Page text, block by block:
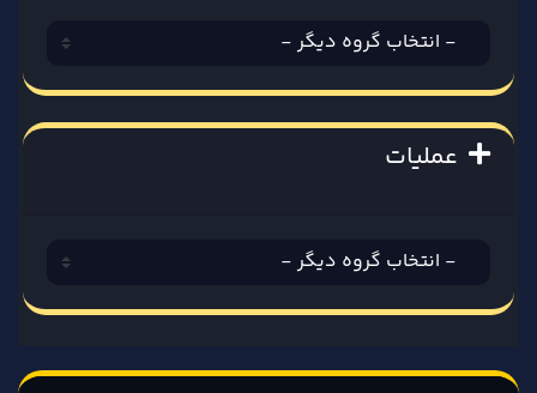
عملیات